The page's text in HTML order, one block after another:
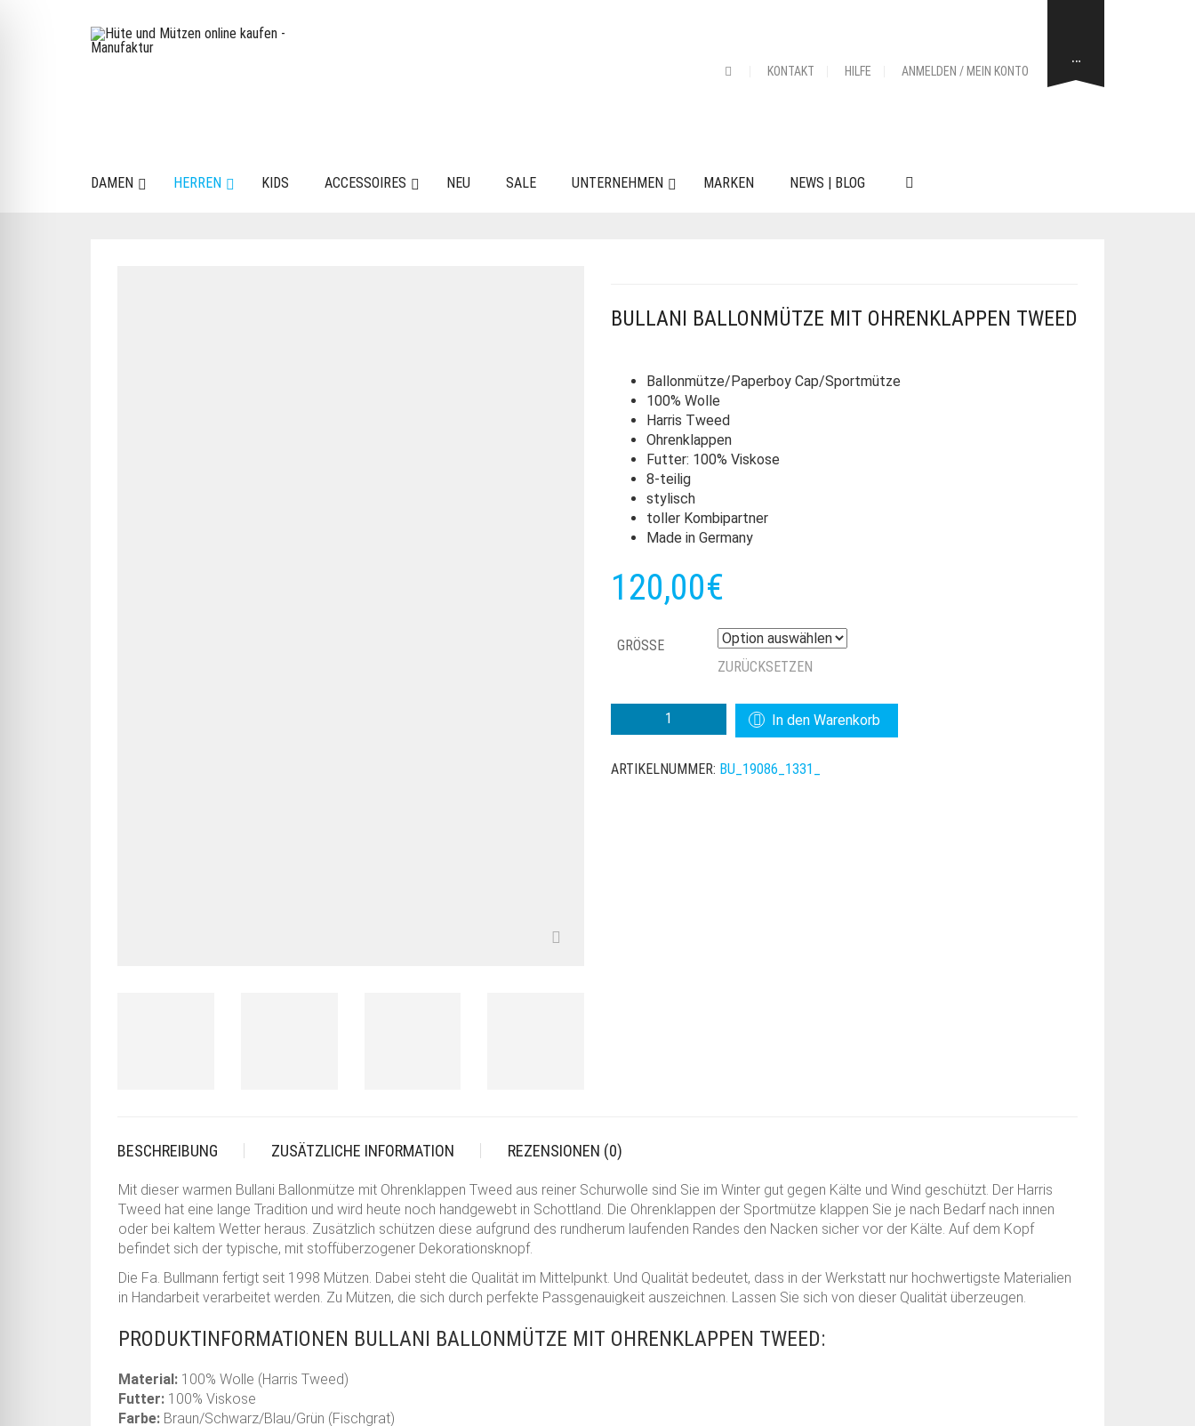
KONTAKT HILFE ANMELDEN / MEIN KONTO
…
DAMEN HERREN KIDS ACCESSOIRES NEU SALE UNTERNEHMEN MARKEN NEWS | BLOG
BULLANI BALLONMÜTZE MIT OHRENKLAPPEN TWEED
Ballonmütze/Paperboy Cap/Sportmütze
100% Wolle
Harris Tweed
Ohrenklappen
Futter: 100% Viskose
8-teilig
stylisch
toller Kombipartner
Made in Germany
120,00€
GRÖSSE
ZURÜCKSETZEN
BALLONMÜTZE
OHRENKLAPPEN
In den Warenkorb
ARTIKELNUMMER: BU_19086_1331_
BESCHREIBUNG ZUSÄTZLICHE INFORMATION REZENSIONEN (0)
Mit dieser warmen Bullani Ballonmütze mit Ohrenklappen Tweed aus reiner Schurwolle sind Sie im Winter gut gegen Kälte und Wind geschützt. Der Harris
Tweed hat eine lange Tradition und wird heute noch handgewebt in Schottland. Die Ohrenklappen der Sportmütze klappen Sie je nach Bedarf nach innen
oder bei kaltem Wetter heraus. Zusätzlich schützen diese aufgrund des rundherum laufenden Randes den Nacken sicher vor der Kälte. Auf dem Kopf
befindet sich der typische, mit stoffüberzogener Dekorationsknopf.
Die Fa. Bullmann fertigt seit 1998 Mützen. Dabei steht die Qualität im Mittelpunkt. Und Qualität bedeutet, dass in der Werkstatt nur hochwertigste Materialien
in Handarbeit verarbeitet werden. Zu Mützen, die sich durch perfekte Passgenauigkeit auszeichnen. Lassen Sie sich von dieser Qualität überzeugen.
PRODUKTINFORMATIONEN BULLANI BALLONMÜTZE MIT OHRENKLAPPEN TWEED:
Material: 100% Wolle (Harris Tweed)
Futter: 100% Viskose
Farbe: Braun/Schwarz/Blau/Grün (Fischgrat)